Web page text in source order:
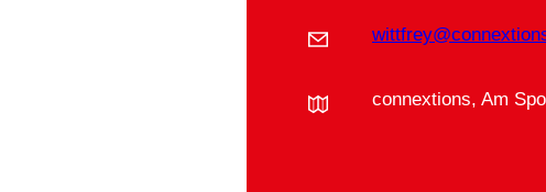
connextions, Am